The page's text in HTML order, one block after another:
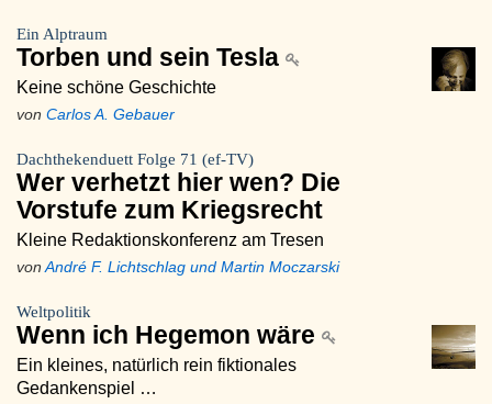
Ein Alptraum
Torben und sein Tesla
Keine schöne Geschichte
von Carlos A. Gebauer
Dachthekenduett Folge 71 (ef-TV)
Wer verhetzt hier wen? Die
Vorstufe zum Kriegsrecht
Kleine Redaktionskonferenz am Tresen
von André F. Lichtschlag und Martin Moczarski
Weltpolitik
Wenn ich Hegemon wäre
Ein kleines, natürlich rein fiktionales
Gedankenspiel …